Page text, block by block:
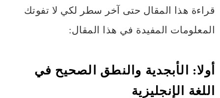
قراءة هذا المقال حتى آخر سطر لكي لا تفوتك
المعلومات المفيدة في هذا المقال:
أولا: الأبجدية والنطق الصحيح في
اللغة الإنجليزية